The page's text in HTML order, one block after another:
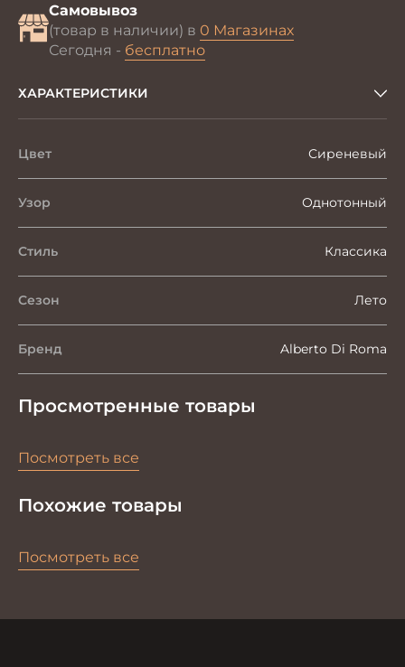
Самовывоз
(товар в наличии) в 0 Магазинах
Сегодня - бесплатно
ХАРАКТЕРИСТИКИ
Цвет Сиреневый
Узор Однотонный
Стиль Классика
Сезон Лето
Бренд Alberto Di Roma
Просмотренные товары
Посмотреть все
Похожие товары
Посмотреть все